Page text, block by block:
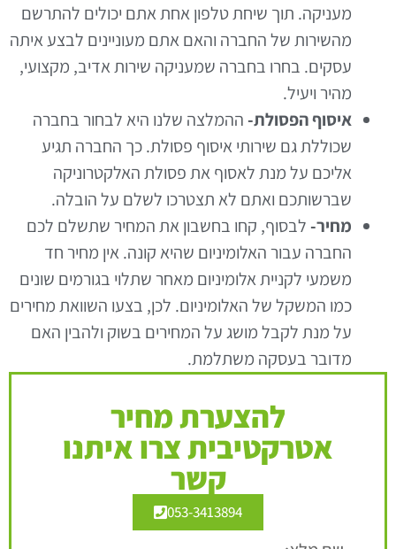
מעניקה. תוך שיחת טלפון אחת אתם יכולים להתרשם
מהשירות של החברה והאם אתם מעוניינים לבצע איתה
עסקים. בחרו בחברה שמעניקה שירות אדיב, מקצועי,
מהיר ויעיל.
איסוף הפסולת-ההמלצה שלנו היא לבחור בחברה
שכוללת גם שירותי איסוף פסולת. כך החברה תגיע
אליכם על מנת לאסוף את פסולת האלקטרוניקה
שברשותכם ואתם לא תצטרכו לשלם על הובלה.
מחיר-לבסוף, קחו בחשבון את המחיר שתשלם לכם
החברה עבור האלומיניום שהיא קונה. אין מחיר חד
משמעי לקניית אלומיניום מאחר שתלוי בגורמים שונים
כמו המשקל של האלומיניום. לכן, בצעו השוואת מחירים
על מנת לקבל מושג על המחירים בשוק ולהבין האם
מדובר בעסקה משתלמת.
להצערת מחיר
אטרקטיבית צרו איתנו
קשר
053-3413894